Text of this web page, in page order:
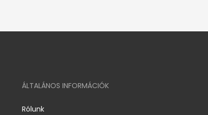
ÁLTALÁNOS INFORMÁCIÓK
Rólunk